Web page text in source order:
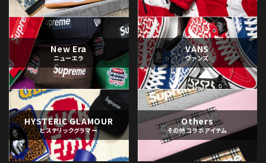
New Era
ニューエラ
VANS
ヴァンズ
HYSTERIC GLAMOUR
ヒステリックグラマー
Others
その他コラボアイテム